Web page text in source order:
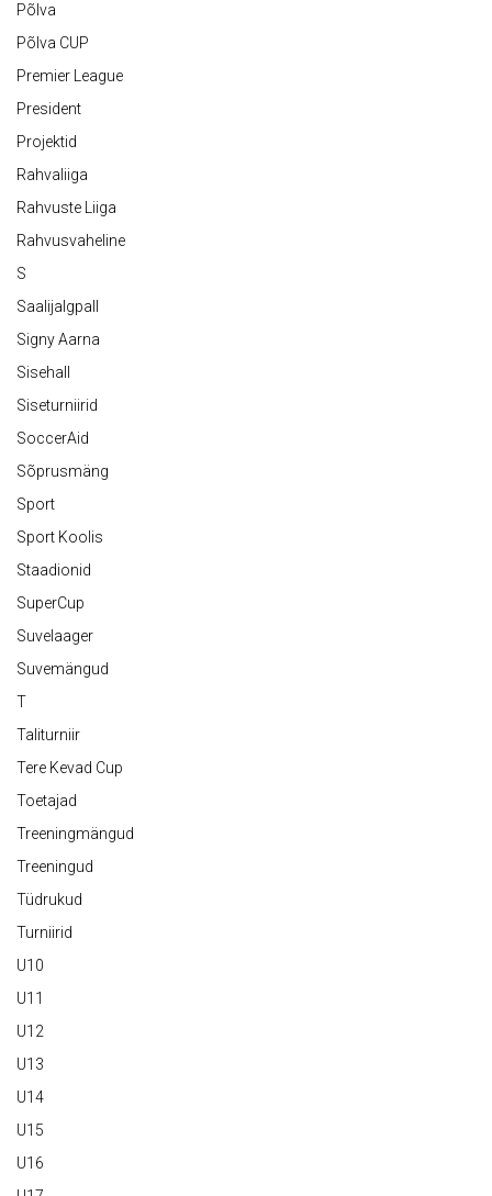
Põlva
Põlva CUP
Premier League
President
Projektid
Rahvaliiga
Rahvuste Liiga
Rahvusvaheline
S
Saalijalgpall
Signy Aarna
Sisehall
Siseturniirid
SoccerAid
Sõprusmäng
Sport
Sport Koolis
Staadionid
SuperCup
Suvelaager
Suvemängud
T
Taliturniir
Tere Kevad Cup
Toetajad
Treeningmängud
Treeningud
Tüdrukud
Turniirid
U10
U11
U12
U13
U14
U15
U16